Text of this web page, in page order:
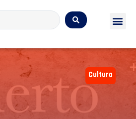
Cultura